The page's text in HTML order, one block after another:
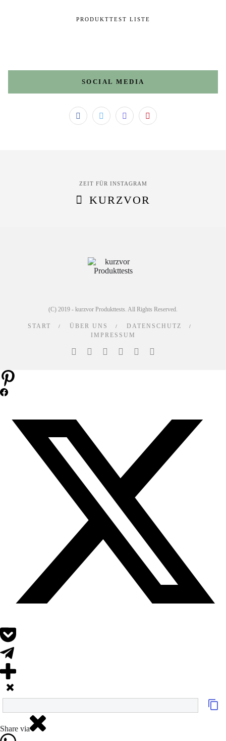
PRODUKTTEST LISTE
SOCIAL MEDIA
ZEIT FÜR INSTAGRAM
KURZVOR
(C) 2019 - kurzvor Produkttests. All Rights Reserved.
START ÜBER UNS
DATENSCHUTZ
IMPRESSUM
Share via